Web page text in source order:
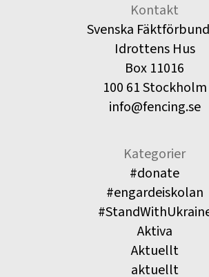
Kontakt
Svenska
Idrottens Hus
Box 11016
100 61 Stockholm
info@fencing.se
Kategorier
#donate
#engardeiskolan
Aktiva
Aktuellt
aktuellt